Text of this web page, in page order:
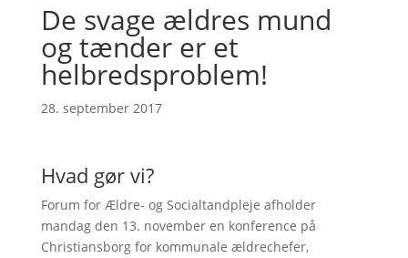
De svage ældres mund
og tænder er et
helbredsproblem!
28. september 2017
Hvad gør vi?
Forum for Ældre- og Socialtandpleje afholder
mandag den 13. november en konference på
Christiansborg for kommunale ældrechefer,